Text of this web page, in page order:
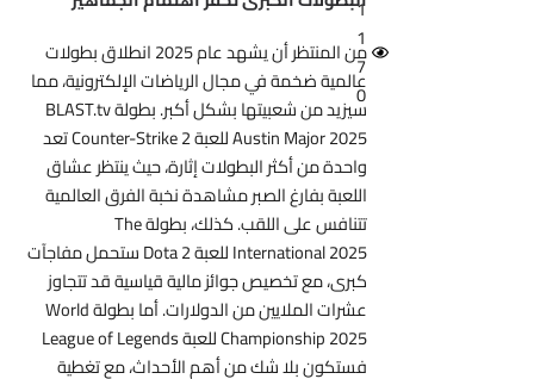
7
من المنتظر أن يشهد عام 2025 انطلاق بطولات
عالمية ضخمة في مجال الرياضات الإلكترونية، مما
سيزيد من شعبيتها بشكل أكبر. بطولة BLAST.tv
Austin Major 2025 للعبة Counter-Strike 2 تعد
واحدة من أكثر البطولات إثارة، حيث ينتظر عشاق
اللعبة بفارغ الصبر مشاهدة نخبة الفرق العالمية
تتنافس على اللقب. كذلك، بطولة The
International 2025 للعبة Dota 2 ستحمل مفاجآت
كبرى، مع تخصيص جوائز مالية قياسية قد تتجاوز
عشرات الملايين من الدولارات. أما بطولة World
Championship 2025 للعبة League of Legends
فستكون بلا شك من أهم الأحداث، مع تغطية